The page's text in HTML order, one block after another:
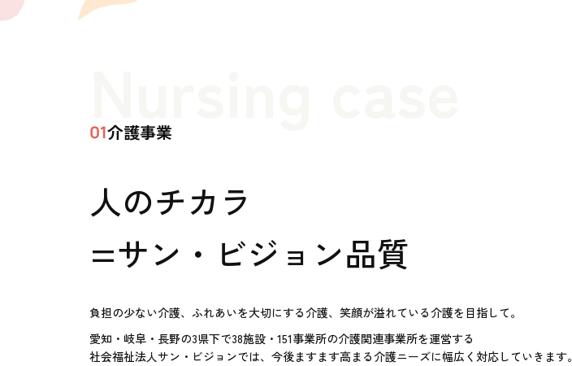
01介護事業
人のチカラ
=サン・ビジョン品質
負担の少ない介護、ふれあいを大切にする介護、笑顔が溢れている介護を目指して。
愛知・岐阜・長野の3県下で38施設・151事業所の介護関連事業所を運営する
社会福祉法人サン・ビジョンでは、今後ますます高まる介護ニーズに幅広く対応していきます。